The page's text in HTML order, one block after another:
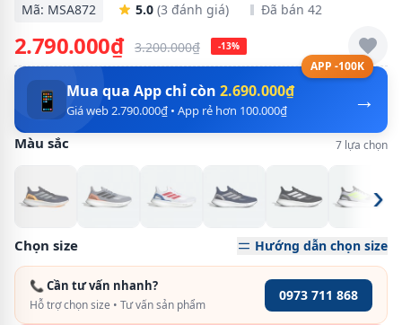
Mã: MSA872 5.0 (3 đánh giá) Đã bán 42
2.790.000₫ 3.200.000₫ -13%
APP -100K
→
📱 Mua qua App chỉ còn 2.690.000₫
Giá web 2.790.000₫ • App rẻ hơn 100.000₫
Màu sắc 7 lựa chọn
›
Chọn size Hướng dẫn chọn size
📞 Cần tư vấn nhanh?
Hỗ trợ chọn size • Tư vấn sản phẩm
0973 711 868